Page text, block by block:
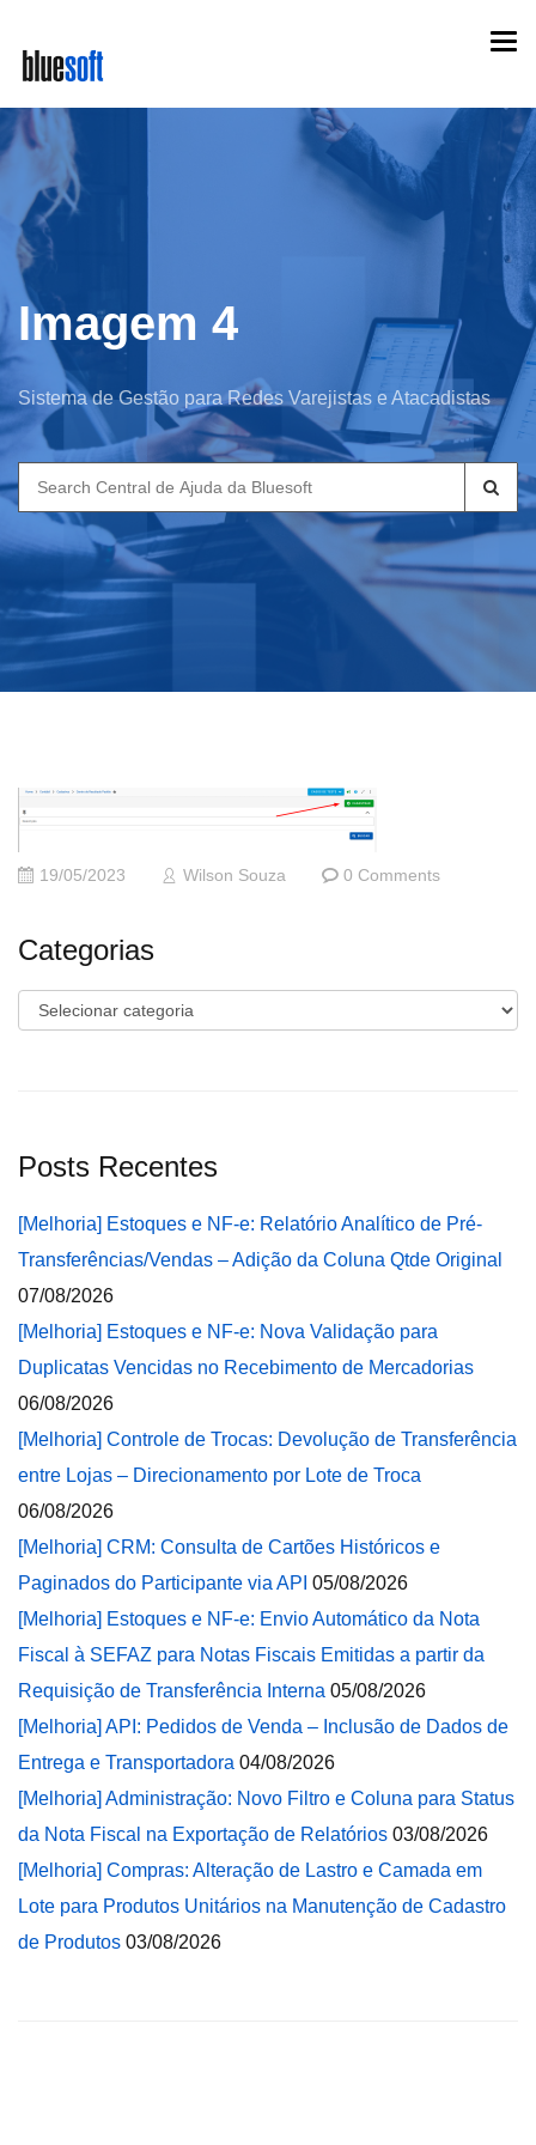
main
content
Imagem 4
Sistema de Gestão para Redes Varejistas e Atacadistas
Search
for:
19/05/2023 Wilson Souza 0 Comments
Categorias
Categorias
Posts Recentes
[Melhoria] Estoques e NF-e: Relatório Analítico de Pré-
Transferências/Vendas – Adição da Coluna Qtde Original
07/08/2026
[Melhoria] Estoques e NF-e: Nova Validação para
Duplicatas Vencidas no Recebimento de Mercadorias
06/08/2026
[Melhoria] Controle de Trocas: Devolução de Transferência
entre Lojas – Direcionamento por Lote de Troca
06/08/2026
[Melhoria] CRM: Consulta de Cartões Históricos e
Paginados do Participante via API 05/08/2026
[Melhoria] Estoques e NF-e: Envio Automático da Nota
Fiscal à SEFAZ para Notas Fiscais Emitidas a partir da
Requisição de Transferência Interna 05/08/2026
[Melhoria] API: Pedidos de Venda – Inclusão de Dados de
Entrega e Transportadora 04/08/2026
[Melhoria] Administração: Novo Filtro e Coluna para Status
da Nota Fiscal na Exportação de Relatórios 03/08/2026
[Melhoria] Compras: Alteração de Lastro e Camada em
Lote para Produtos Unitários na Manutenção de Cadastro
de Produtos 03/08/2026